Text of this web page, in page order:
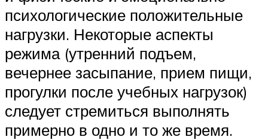
психологические положительные
нагрузки. Некоторые аспекты
режима (утренний подъем,
вечернее засыпание, прием пищи,
прогулки после учебных нагрузок)
следует стремиться выполнять
примерно в одно и то же время.